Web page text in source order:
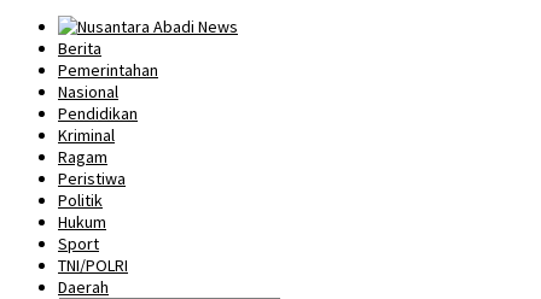
Berita
Pemerintahan
Nasional
Pendidikan
Kriminal
Ragam
Peristiwa
Politik
Hukum
Sport
TNI/POLRI
Daerah